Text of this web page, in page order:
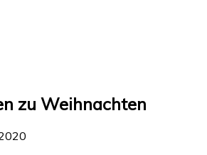
zu Weihnachten